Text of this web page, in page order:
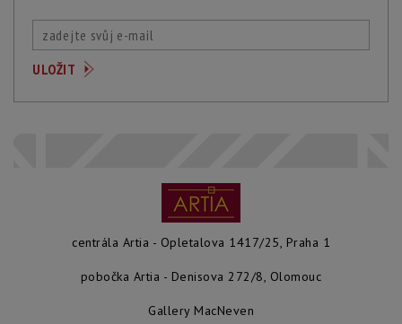
centrála Artia - Opletalova 1417/25, Praha 1
pobočka Artia - Denisova 272/8, Olomouc
Gallery MacNeven